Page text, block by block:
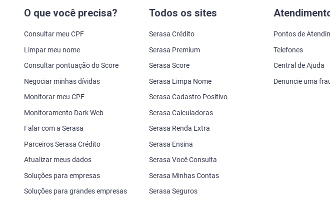
O que você precisa?
Consultar meu CPF
Limpar meu nome
Consultar pontuação do Score
Negociar minhas dívidas
Monitorar meu CPF
Monitoramento Dark Web
Falar com a Serasa
Parceiros Serasa Crédito
Atualizar meus dados
Soluções para empresas
Soluções para grandes empresas
Todos os sites
Serasa Crédito
Serasa Premium
Serasa Score
Serasa Limpa Nome
Serasa Cadastro Positivo
Serasa Calculadoras
Serasa Renda Extra
Serasa Ensina
Serasa Você Consulta
Serasa Minhas Contas
Serasa Seguros
Pontos de
Telefones
Central de Ajuda
Denuncie uma